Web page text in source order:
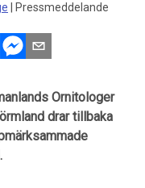
Pressmeddelande
Ornitologer
drar tillbaka